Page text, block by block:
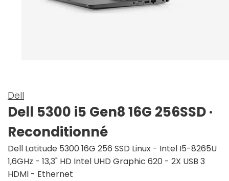
Dell
Dell 5300 i5 Gen8 16G 256SSD ·
Reconditionné
Dell Latitude 5300 16G 256 SSD Linux - Intel I5-8265U
1,6GHz - 13,3" HD Intel UHD Graphic 620 - 2X USB 3
HDMI - Ethernet